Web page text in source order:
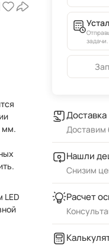
LED
Доставка
Доставим
Нашли
Снизим
Расчет